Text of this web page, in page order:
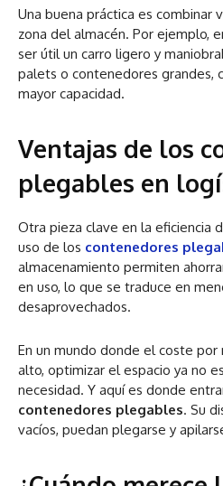
Una buena práctica es combinar
zona del almacén. Por ejemplo,
ser útil un carro ligero y
palets o contenedores grandes,
mayor capacidad.
Ventajas de los
plegables en
Otra pieza clave en la eficiencia
uso de los contenedores
almacenamiento permiten
en uso, lo que se traduce en
desaprovechados.
En un mundo donde el coste
alto, optimizar el espacio ya no
necesidad. Y aquí es donde
contenedores plegables. Su
vacíos, puedan plegarse y